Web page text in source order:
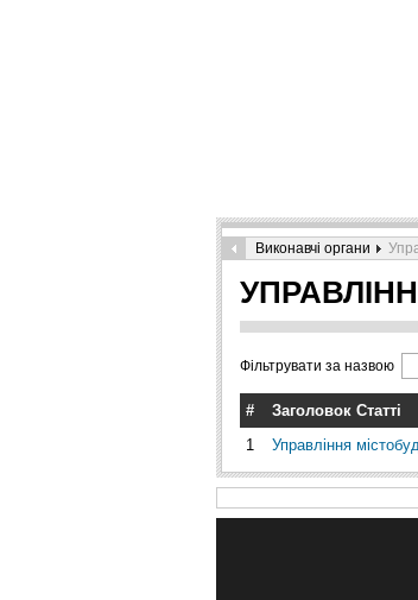
Виконавчі органи
Фільтрувати за назвою
# Заголовок Статті
1
Управління